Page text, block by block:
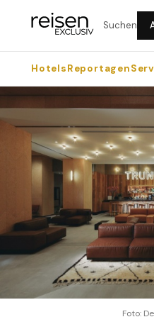
Suchen
HotelsReportagen
Foto: